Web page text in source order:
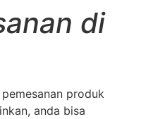
di
produk
anda bisa